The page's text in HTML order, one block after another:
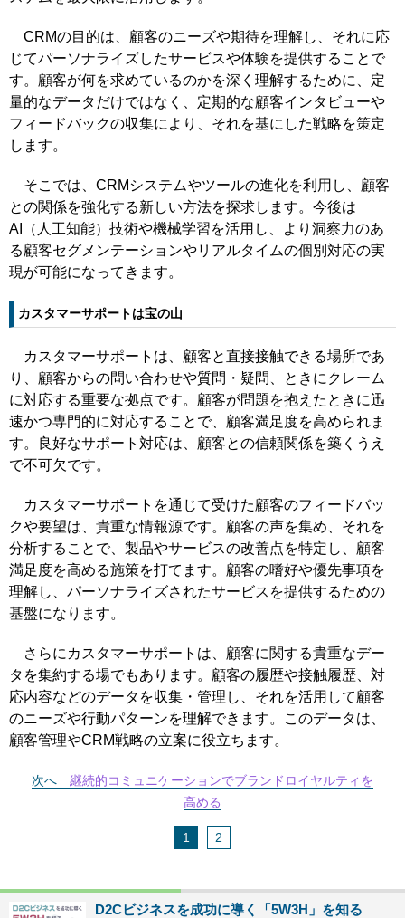
CRMの目的は、顧客のニーズや期待を理解し、それに応
じてパーソナライズしたサービスや体験を提供することで
す。顧客が何を求めているのかを深く理解するために、定
量的なデータだけではなく、定期的な顧客インタビューや
フィードバックの収集により、それを基にした戦略を策定
します。
そこでは、CRMシステムやツールの進化を利用し、顧客
との関係を強化する新しい方法を探求します。今後は
AI（人工知能）技術や機械学習を活用し、より洞察力のあ
る顧客セグメンテーションやリアルタイムの個別対応の実
現が可能になってきます。
カスタマーサポートは宝の山
カスタマーサポートは、顧客と直接接触できる場所であ
り、顧客からの問い合わせや質問・疑問、ときにクレーム
に対応する重要な拠点です。顧客が問題を抱えたときに迅
速かつ専門的に対応することで、顧客満足度を高められま
す。良好なサポート対応は、顧客との信頼関係を築くうえ
で不可欠です。
カスタマーサポートを通じて受けた顧客のフィードバッ
クや要望は、貴重な情報源です。顧客の声を集め、それを
分析することで、製品やサービスの改善点を特定し、顧客
満足度を高める施策を打てます。顧客の嗜好や優先事項を
理解し、パーソナライズされたサービスを提供するための
基盤になります。
さらにカスタマーサポートは、顧客に関する貴重なデー
タを集約する場でもあります。顧客の履歴や接触履歴、対
応内容などのデータを収集・管理し、それを活用して顧客
のニーズや行動パターンを理解できます。このデータは、
顧客管理やCRM戦略の立案に役立ちます。
次へ
継続的コミュニケーションでブランドロイヤルティを
高める
1 2
D2Cビジネスを成功に導く「5W3H」を知る